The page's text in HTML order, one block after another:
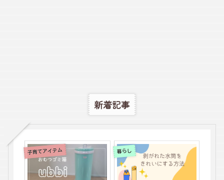
新着記事
子育てアイテム 暮らし